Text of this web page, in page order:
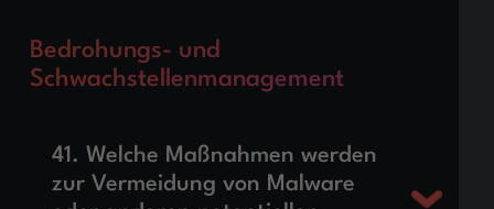
Bedrohungs- und
Schwachstellenmanagement
41. Welche Maßnahmen werden
zur Vermeidung von Malware